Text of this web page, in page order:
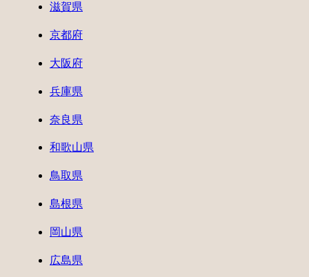
滋賀県
京都府
大阪府
兵庫県
奈良県
和歌山県
鳥取県
島根県
岡山県
広島県